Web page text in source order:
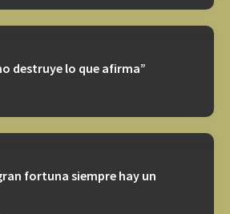
destruye lo que afirma”
fortuna siempre hay un